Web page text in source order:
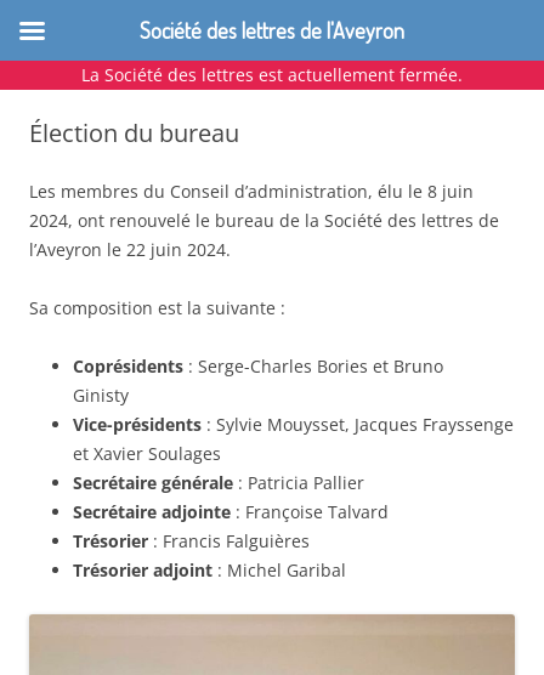
La Société des lettres est actuellement fermée.
Aller
au
contenu
Élection du bureau
Les membres du Conseil d’administration, élu le 8 juin
2024, ont renouvelé le bureau de la Société des lettres de
l’Aveyron le 22 juin 2024.
Sa composition est la suivante :
Coprésidents : Serge-Charles Bories et Bruno
Ginisty
Vice-présidents : Sylvie Mouysset, Jacques Frayssenge
et Xavier Soulages
Secrétaire générale : Patricia Pallier
Secrétaire adjointe : Françoise Talvard
Trésorier : Francis Falguières
Trésorier adjoint : Michel Garibal
Société des lettres de l'Aveyron